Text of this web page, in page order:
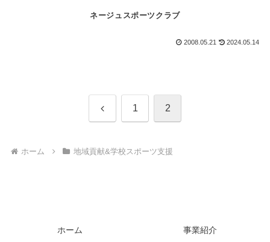
ネージュスポーツクラブ
2008.05.21 2024.05.14
前 1 2
ホーム 地域貢献&学校スポーツ支援
ホーム 事業紹介